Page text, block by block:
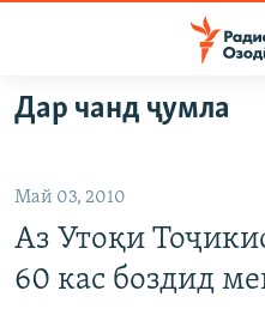
Ҷаҳиш
ба
аслӣ
ба
феҳристи
ГӮШАҲО
САЛОМ, ХОҲАР
Дар чанд ҷумла
Май 03, 2010
Аз Утоқи
60 кас боздид